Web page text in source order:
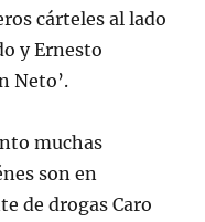
cárteles al lado
y Ernesto
Neto’.
muchas
son en
de drogas Caro